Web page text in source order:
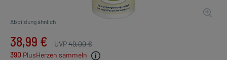
Abbildung ähnlich
38,99 € UVP49,00 €
390 PlusHerzen sammeln